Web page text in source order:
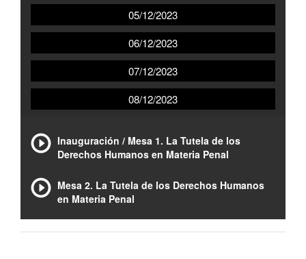
05/12/2023
06/12/2023
07/12/2023
08/12/2023
Inauguración / Mesa 1. La Tutela de los
Derechos Humanos en Materia Penal
Mesa 2. La Tutela de los Derechos Humanos
en Materia Penal